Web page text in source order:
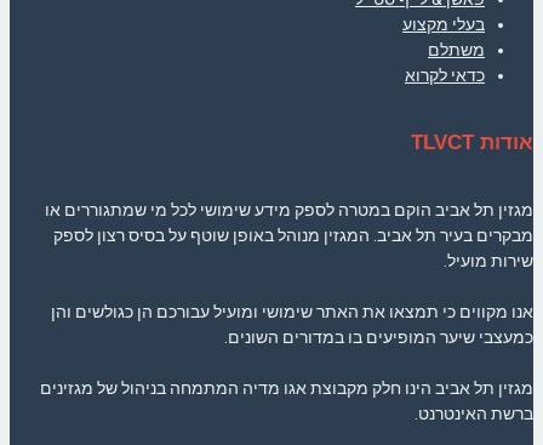
בעלי מקצוע
משתלם
כדאי לקרוא
אודות TLVCT
מגזין תל אביב הוקם במטרה לספק מידע שימושי לכל מי שמתגוררים או
מבקרים בעיר תל אביב. המגזין מנוהל באופן שוטף על בסיס רצון לספק
שירות מועיל.
אנו מקווים כי תמצאו את האתר שימושי ומועיל עבורכם הן כגולשים והן
כמעצבי שיער המופיעים בו במדורים השונים.
מגזין תל אביב הינו חלק מקבוצת אגו מדיה המתמחה בניהול של מגזינים
ברשת האינטרנט.